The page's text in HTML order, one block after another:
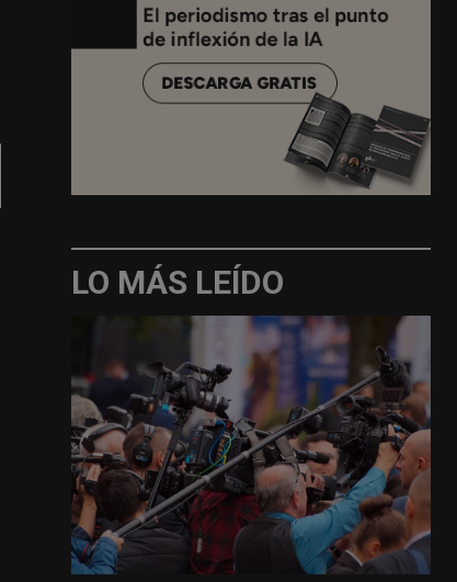
LO MÁS LEÍDO